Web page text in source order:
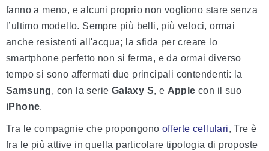
fanno a meno, e alcuni proprio non vogliono stare senza
l’ultimo modello. Sempre più belli, più veloci, ormai
anche resistenti all'acqua; la sfida per creare lo
smartphone perfetto non si ferma, e da ormai diverso
tempo si sono affermati due principali contendenti: la
Samsung, con la serie Galaxy S, e Apple con il suo
iPhone.
Tra le compagnie che propongono offerte cellulari,Tre è
fra le più attive in quella particolare tipologia di proposte